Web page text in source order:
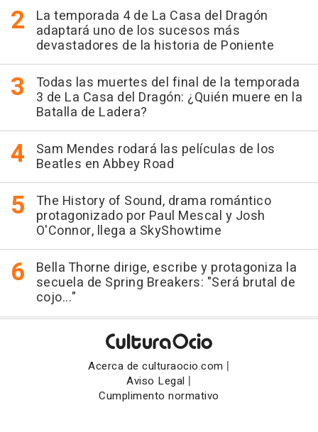
La temporada 4 de La Casa del Dragón
adaptará uno de los sucesos más
devastadores de la historia de Poniente
Todas las muertes del final de la temporada
3 de La Casa del Dragón: ¿Quién muere en la
Batalla de Ladera?
Sam Mendes rodará las películas de los
Beatles en Abbey Road
The History of Sound, drama romántico
protagonizado por Paul Mescal y Josh
O'Connor, llega a SkyShowtime
Bella Thorne dirige, escribe y protagoniza la
secuela de Spring Breakers: "Será brutal de
cojo..."
Acerca de culturaocio.com |
Aviso Legal |
Cumplimento normativo